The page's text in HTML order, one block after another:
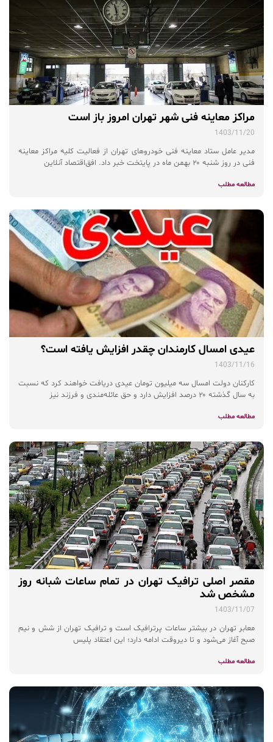
مراکز معاینه فنی شهر تهران امروز باز است
1403/11/20
مدیر عامل ستاد معاینه فنی خودروهای تهران از فعالیت کلیه مراکز معاینه
فنی در روز شنبه ۲۰ بهمن ماه در پایتخت خبر داد. افق‌اقتصاد آنلاین
مطالعه مطلب
عیدی امسال کارمندان چقدر افزایش یافته است؟
1403/11/16
کارکنان دولت امسال سه میلیون تومان عیدی دریافت خواهند کرد که نسبت
به سال گذشته ۲۰ درصد افزایش دارد و حق عائله‌مندی و فرزند نیز
مطالعه مطلب
مقصر اصلی ترافیک تهران در تمام ساعات شبانه روز
مشخص شد
1403/11/07
معابر تهران در بیشتر ساعات پرترافیک است و ترافیک تهران از شش و نیم
صبح آغاز می‌شود و تا دیروقت ادامه دارد؛ این اعتقاد پلیس
مطالعه مطلب